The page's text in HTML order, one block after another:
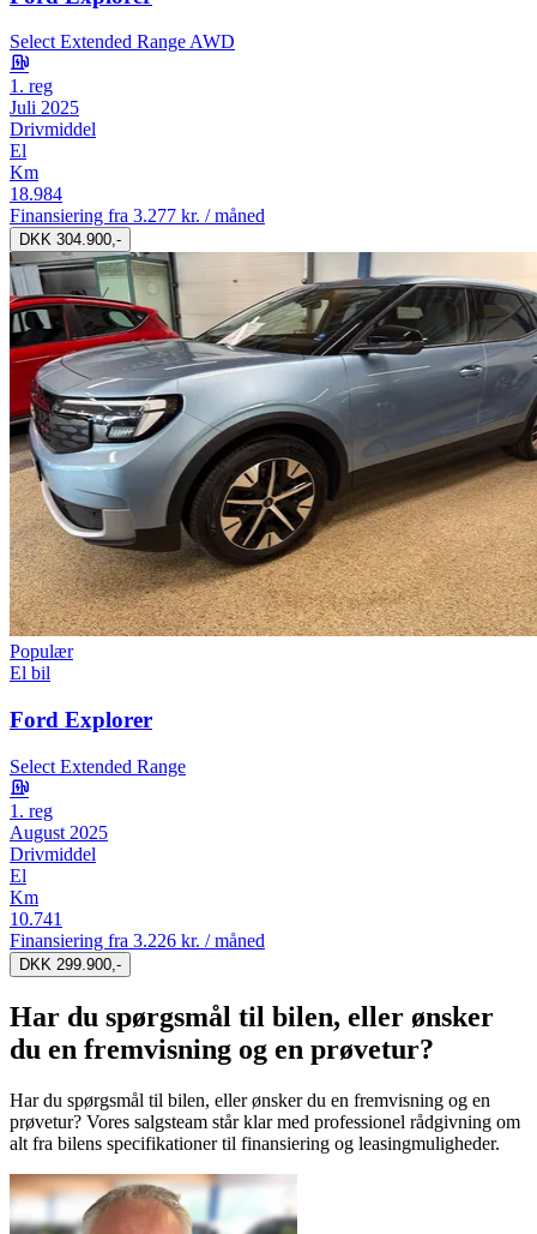
Select Extended Range AWD
1. reg
Juli 2025
Drivmiddel
El
Km
18.984
Finansiering fra 3.277 kr. / måned
DKK 304.900,-
Populær
El bil
Ford Explorer
Select Extended Range
1. reg
August 2025
Drivmiddel
El
Km
10.741
Finansiering fra 3.226 kr. / måned
DKK 299.900,-
Har du spørgsmål til bilen, eller ønsker
du en fremvisning og en prøvetur?
Har du spørgsmål til bilen, eller ønsker du en fremvisning og en
prøvetur? Vores salgsteam står klar med professionel rådgivning om
alt fra bilens specifikationer til finansiering og leasingmuligheder.